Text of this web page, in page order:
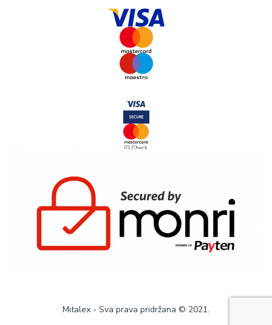
Mitalex - Sva prava pridržana © 2021.